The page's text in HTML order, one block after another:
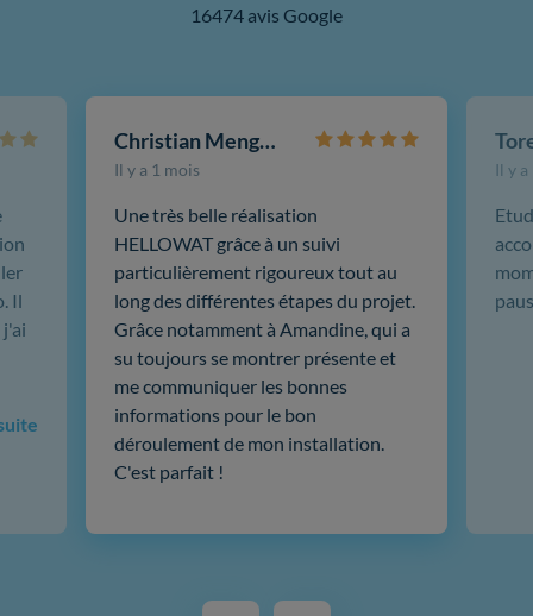
16474 avis Google
Christian Mengotti
Il y a 1 mois
Une très belle réalisation
HELLOWAT grâce à un suivi
particulièrement rigoureux tout au
long des différentes étapes du projet.
Grâce notamment à Amandine, qui a
su toujours se montrer présente et
me communiquer les bonnes
informations pour le bon
déroulement de mon installation.
C'est parfait !
Il y
Il